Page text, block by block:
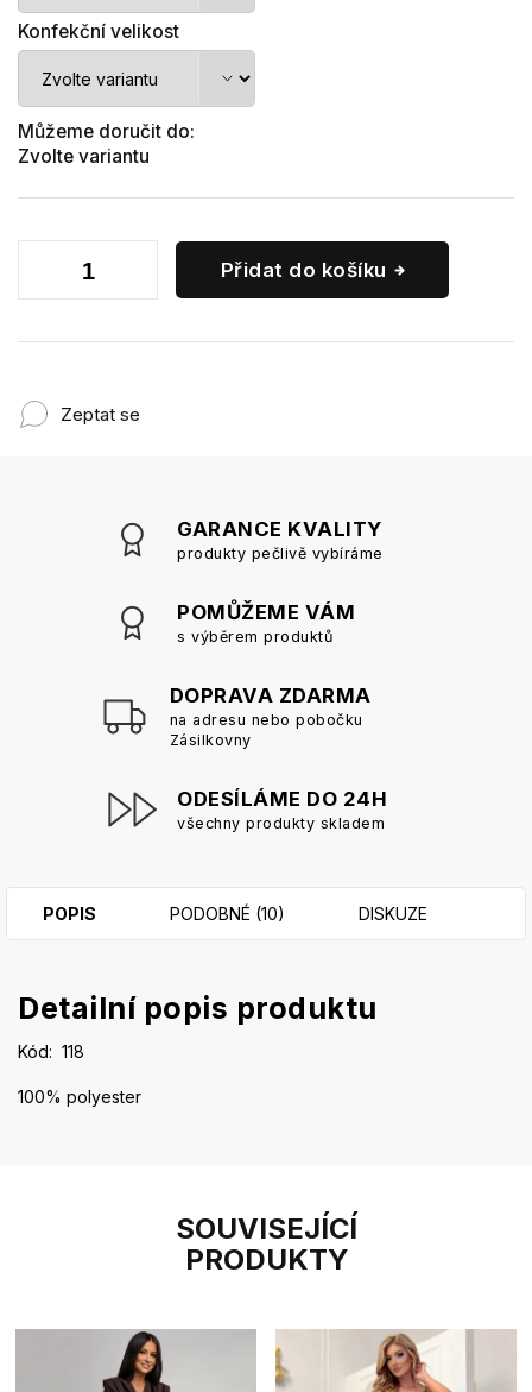
Konfekční velikost
Můžeme doručit do:
Zvolte variantu
Přidat do košíku
Zeptat se
GARANCE KVALITY
produkty pečlivě vybíráme
POMŮŽEME VÁM
s výběrem produktů
DOPRAVA ZDARMA
na adresu nebo pobočku
Zásilkovny
ODESÍLÁME DO 24H
všechny produkty skladem
SOUVISEJÍCÍ
PRODUKTY
POPIS PODOBNÉ (10) DISKUZE
Detailní popis produktu
Kód: 118
100% polyester